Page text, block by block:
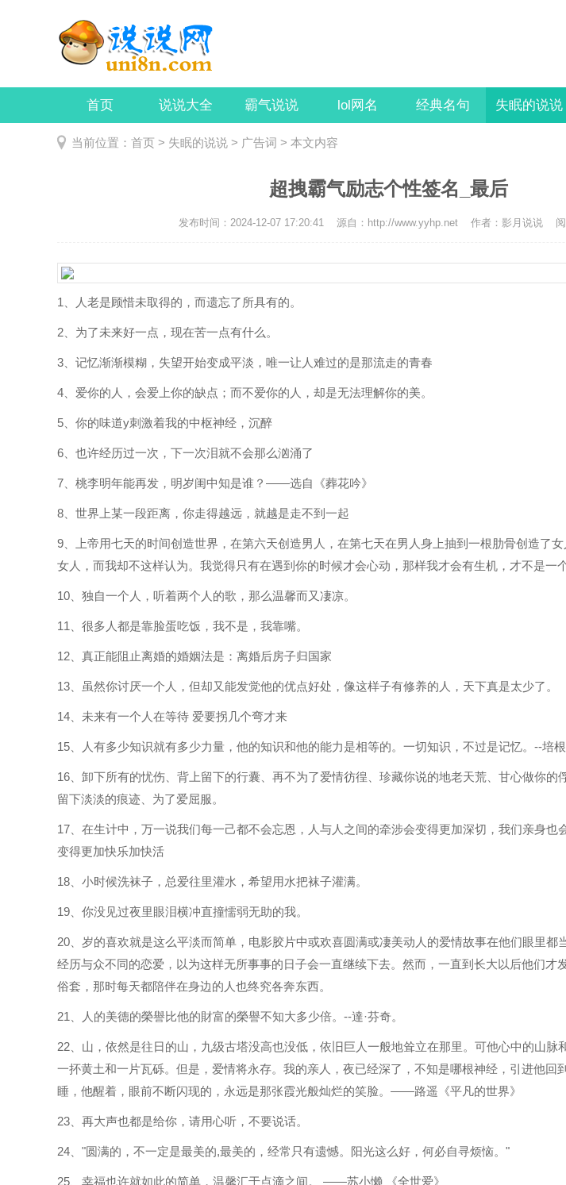
首页 说说大全 霸气说说 lol网名 经典名句 失眠的说说
当前位置： 首页 > 失眠的说说 > 广告词 > 本文内容
超拽霸气励志个性签名_最后
发布时间：2024-12-07 17:20:41 源自：http://www.yyhp.net 作者：影月说说
1、人老是顾惜未取得的，而遗忘了所具有的。
2、为了未来好一点，现在苦一点有什么。
3、记忆渐渐模糊，失望开始变成平淡，唯一让人难过的是那流走的青春
4、爱你的人，会爱上你的缺点；而不爱你的人，却是无法理解你的美。
5、你的味道y刺激着我的中枢神经，沉醉
6、也许经历过一次，下一次泪就不会那么汹涌了
7、桃李明年能再发，明岁闺中知是谁？——选自《葬花吟》
8、世界上某一段距离，你走得越远，就越是走不到一起
9、上帝用七天的时间创造世界，在第六天创造男人，在第七天在男人身上抽到一根肋骨创造了
女人，而我却不这样认为。我觉得只有在遇到你的时候才会心动，那样我才会有生机，才不是一
10、独自一个人，听着两个人的歌，那么温馨而又凄凉。
11、很多人都是靠脸蛋吃饭，我不是，我靠嘴。
12、真正能阻止离婚的婚姻法是：离婚后房子归国家
13、虽然你讨厌一个人，但却又能发觉他的优点好处，像这样子有修养的人，天下真是太少了。
14、未来有一个人在等待 爱要拐几个弯才来
15、人有多少知识就有多少力量，他的知识和他的能力是相等的。一切知识，不过是记忆。--培根
16、卸下所有的忧伤、背上留下的行囊、再不为了爱情彷徨、珍藏你说的地老天荒、甘心做你的
留下淡淡的痕迹、为了爱屈服。
17、在生计中，万一说我们每一己都不会忘恩，人与人之间的牵涉会变得更加深切，我们亲身也
变得更加快乐加快活
18、小时候洗袜子，总爱往里灌水，希望用水把袜子灌满。
19、你没见过夜里眼泪横冲直撞懦弱无助的我。
20、岁的喜欢就是这么平淡而简单，电影胶片中或欢喜圆满或凄美动人的爱情故事在他们眼里都
经历与众不同的恋爱，以为这样无所事事的日子会一直继续下去。然而，一直到长大以后他们才
俗套，那时每天都陪伴在身边的人也终究各奔东西。
21、人的美德的榮譽比他的財富的榮譽不知大多少倍。--達·芬奇。
22、山，依然是往日的山，九级古塔没高也没低，依旧巨人一般地耸立在那里。可他心中的山脉
一抔黄土和一片瓦砾。但是，爱情将永存。我的亲人，夜已经深了，不知是哪根神经，引进他回
睡，他醒着，眼前不断闪现的，永远是那张霞光般灿烂的笑脸。——路遥《平凡的世界》
23、再大声也都是给你，请用心听，不要说话。
24、"圆满的，不一定是最美的,最美的，经常只有遗憾。阳光这么好，何必自寻烦恼。"
25、幸福也许就如此的简单，温馨汇于点滴之间。 ——苏小懒 《全世爱》